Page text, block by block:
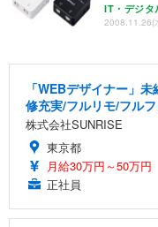
IT・デジタ
2008.11.26(
「WEBデザイナー」
修充実/フルリモ/フル
株式会社SUNRISE
東京都
月給30万円～50万円
正社員